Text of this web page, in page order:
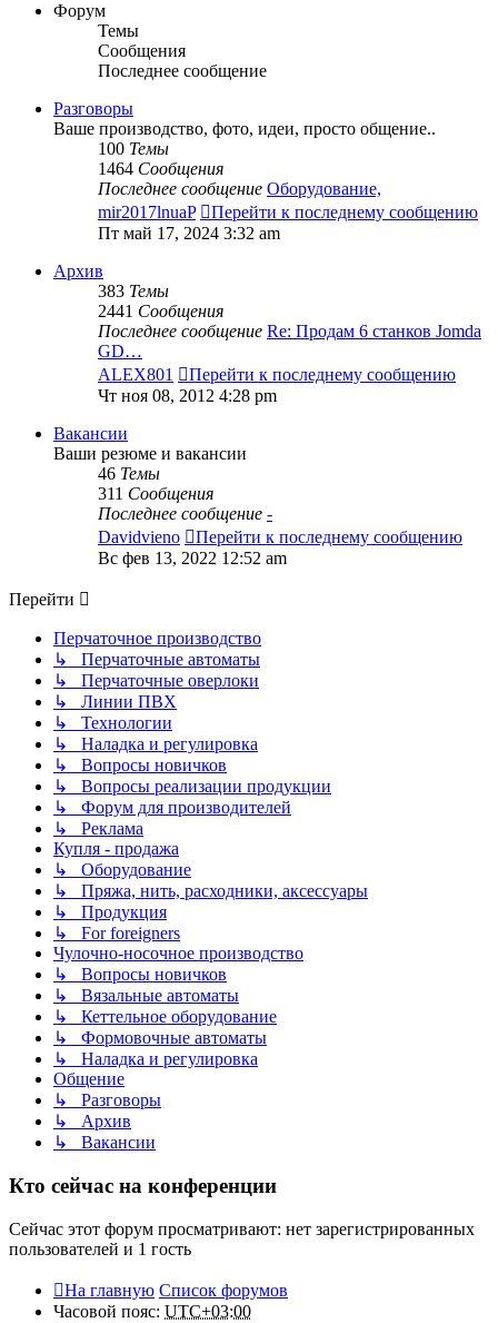
Форум
Темы
Сообщения
Последнее сообщение
Разговоры
Ваше производство, фото, идеи, просто общение..
100 Темы
1464 Сообщения
Последнее сообщение Оборудование,
mir2017lnuaP
Перейти к последнему сообщению
Пт май 17, 2024 3:32 am
Архив
383 Темы
2441 Сообщения
Последнее сообщение Re: Продам 6 станков Jomda
GD…
ALEX801
Перейти к последнему сообщению
Чт ноя 08, 2012 4:28 pm
Вакансии
Ваши резюме и вакансии
46 Темы
311 Сообщения
Последнее сообщение -
Davidvieno
Перейти к последнему сообщению
Вс фев 13, 2022 12:52 am
Перейти
Перчаточное производство
↳ Перчаточные автоматы
↳ Перчаточные оверлоки
↳ Линии ПВХ
↳ Технологии
↳ Наладка и регулировка
↳ Вопросы новичков
↳ Вопросы реализации продукции
↳ Форум для производителей
↳ Реклама
Купля - продажа
↳ Оборудование
↳ Пряжа, нить, расходники, аксессуары
↳ Продукция
↳ For foreigners
Чулочно-носочное производство
↳ Вопросы новичков
↳ Вязальные автоматы
↳ Кеттельное оборудование
↳ Формовочные автоматы
↳ Наладка и регулировка
Общение
↳ Разговоры
↳ Архив
↳ Вакансии
Кто сейчас на конференции
Сейчас этот форум просматривают: нет зарегистрированных
пользователей и 1 гость
На главную Список форумов
Часовой пояс: UTC+03:00